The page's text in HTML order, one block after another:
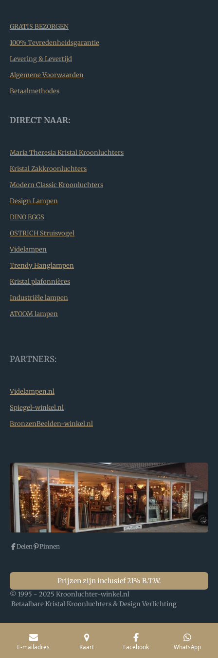
GRATIS BEZORGEN
100% Tevredenheidsgarantie
Levering & Levertijd
Algemene Voorwaarden
Betaalmethodes
DIRECT NAAR:
Maria Theresia Kristal Kroonluchters
Kristal Zakkroonluchters
Modern Classic Kroonluchters
Design Lampen
DINO EGGS
OSTRICH Struisvogel
Videlampen
Trendy Hanglampen
Kristal plafonnières
Industriële lampen
ATOOM lampen
PARTNERS:
Videlampen.nl
Spiegel-winkel.nl
BronzenBeelden-winkel.nl
Delen Pinnen
Prijzen zijn inclusief 21% B.T.W.
© 1995 - 2025 Kroonluchter-winkel.nl
Betaalbare Kristal Kroonluchters & Design Verlichting
E-mailadres Kaart Facebook WhatsApp